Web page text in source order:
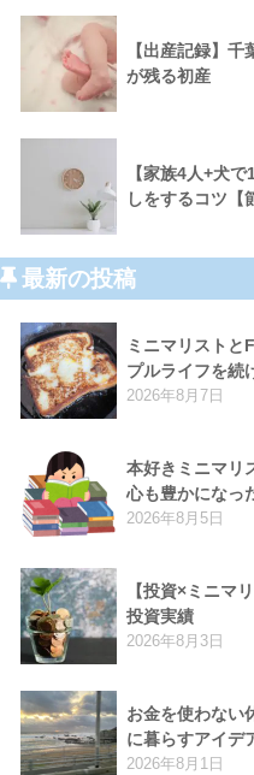
【出産記録】
が残る初産
【家族4人+犬
しをするコツ【
最新の投稿
ミニマリストと
プルライフを続
2026年8月7日
本好きミニマリ
心も豊かになっ
2026年8月5日
【投資×ミニマ
投資実績
2026年8月3日
お金を使わない
に暮らすアイデ
2026年8月1日